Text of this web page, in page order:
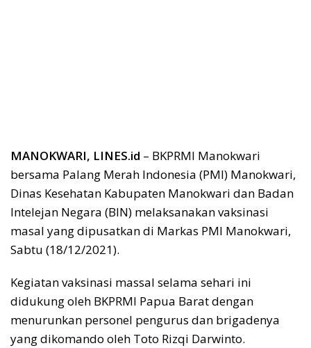
MANOKWARI, LINES.id – BKPRMI Manokwari
bersama Palang Merah Indonesia (PMI) Manokwari,
Dinas Kesehatan Kabupaten Manokwari dan Badan
Intelejan Negara (BIN) melaksanakan vaksinasi
masal yang dipusatkan di Markas PMI Manokwari,
Sabtu (18/12/2021).
Kegiatan vaksinasi massal selama sehari ini
didukung oleh BKPRMI Papua Barat dengan
menurunkan personel pengurus dan brigadenya
yang dikomando oleh Toto Rizqi Darwinto.